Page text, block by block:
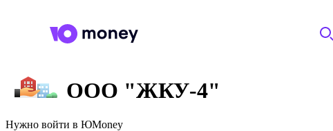
ООО "ЖКУ-4"
Нужно войти в ЮMoney